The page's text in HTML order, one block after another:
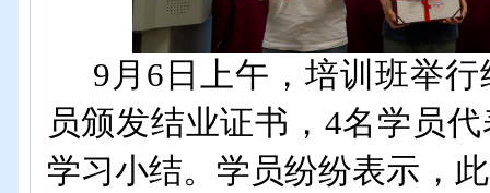
9月6日上午，培训班举
员颁发结业证书，4名学员
学习小结。 学员纷纷表示，